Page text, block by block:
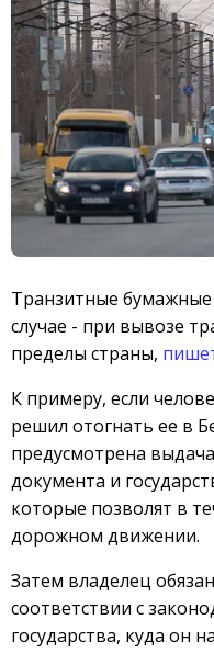
Транзитные
случае - при вывозе
пределы страны,
К примеру, если
решил отогнать ее в
предусмотрена
документа и
которые позволят в
дорожном движении.
Затем владелец
соответствии с
государства, куда он